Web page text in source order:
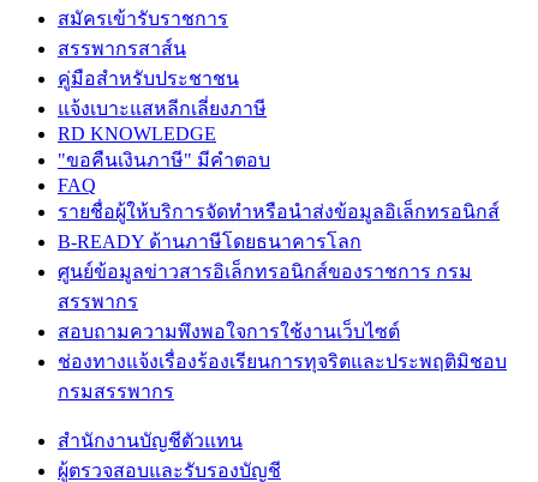
สมัครเข้ารับราชการ
สรรพากรสาส์น
คู่มือสำหรับประชาชน
แจ้งเบาะแสหลีกเลี่ยงภาษี
RD KNOWLEDGE
"ขอคืนเงินภาษี" มีคำตอบ
FAQ
รายชื่อผู้ให้บริการจัดทำหรือนำส่งข้อมูลอิเล็กทรอนิกส์
B-READY ด้านภาษีโดยธนาคารโลก
ศูนย์ข้อมูลข่าวสารอิเล็กทรอนิกส์ของราชการ กรม
สรรพากร
สอบถามความพึงพอใจการใช้งานเว็บไซต์
ช่องทางแจ้งเรื่องร้องเรียนการทุจริตและประพฤติมิชอบ
กรมสรรพากร
สำนักงานบัญชีตัวแทน
ผู้ตรวจสอบและรับรองบัญชี